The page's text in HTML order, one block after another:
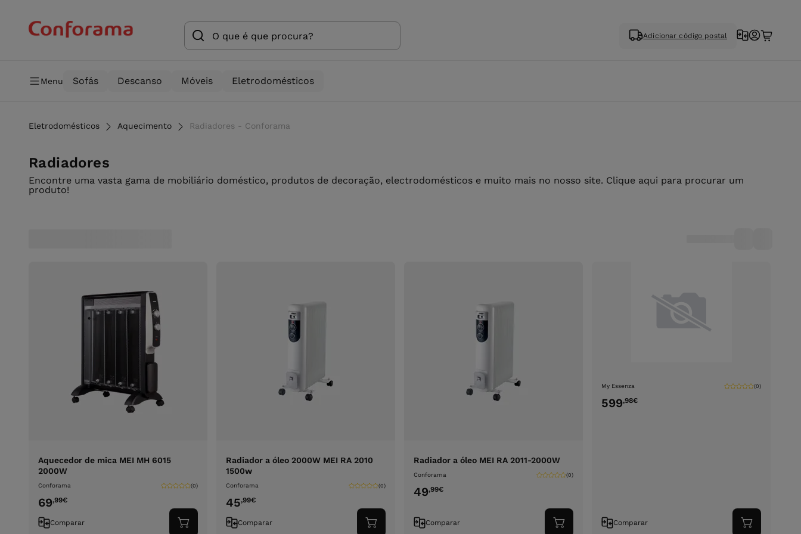
Adicionar código postal
Menu Sofás Descanso Móveis Eletrodomésticos
Eletrodomésticos Aquecimento Radiadores - Conforama
Radiadores
Encontre uma vasta gama de mobiliário doméstico, produtos de decoração, electrodomésticos e muito mais no nosso site. Clique aqui para procurar um
produto!
Aquecedor de mica MEI MH 6015
2000W
Conforama (0)
69,99€
Comparar
Adicionar
Radiador a óleo 2000W MEI RA 2010
1500w
Conforama (0)
45,99€
Comparar
Adicionar
Radiador a óleo MEI RA 2011-2000W
Conforama (0)
49,99€
Comparar
Adicionar
My Essenza (0)
599,98€
Comparar
Adicionar